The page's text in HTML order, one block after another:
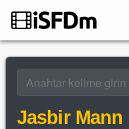
Jasbir Mann